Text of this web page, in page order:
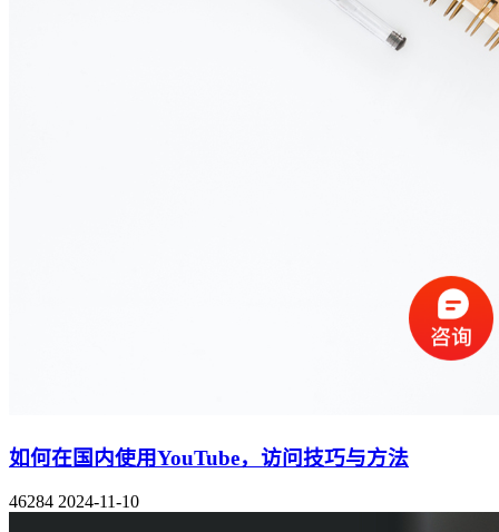
如何在国内使用YouTube，访问技巧与方法
46284 2024-11-10